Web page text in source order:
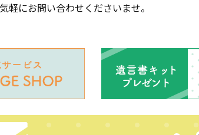
軽にお問い合わせくださいませ。